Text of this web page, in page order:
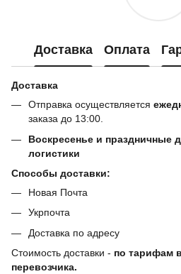
Доставка Оплата
Доставка
Отправка осуществляется
заказа до 13:00.
Воскресенье и праздничные
логистики
Способы доставки:
Новая Почта
Укрпочта
Доставка по адресу
Стоимость доставки - по тарифам
перевозчика.